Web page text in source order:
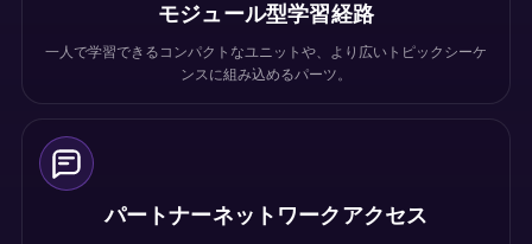
モジュール型学習経路
一人で学習できるコンパクトなユニットや、より広いトピックシーケ
ンスに組み込めるパーツ。
パートナーネットワークアクセス